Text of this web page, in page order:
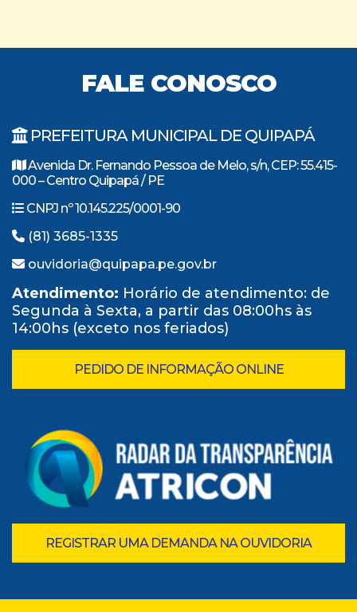
FALE CONOSCO
PREFEITURA MUNICIPAL DE QUIPAPÁ
Avenida Dr. Fernando Pessoa de Melo, s/n, CEP: 55.415-
000 – Centro Quipapá / PE
CNPJ nº 10.145.225/0001-90
(81) 3685-1335
ouvidoria@quipapa.pe.gov.br
Atendimento: Horário de atendimento: de
Segunda à Sexta, a partir das 08:00hs às
14:00hs (exceto nos feriados)
PEDIDO DE INFORMAÇÃO ONLINE
REGISTRAR UMA DEMANDA NA OUVIDORIA